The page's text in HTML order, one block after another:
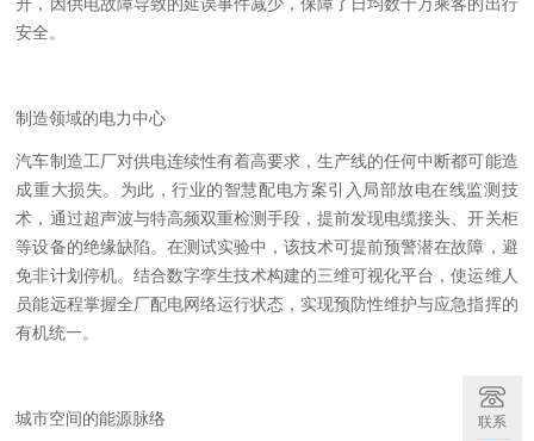
安全。
制造领域的电力中心
汽车制造工厂对供电连续性有着高要求，生产线的任何中断都可能造
成重大损失。为此，行业的智慧配电方案引入局部放电在线监测技
术，通过超声波与特高频双重检测手段，提前发现电缆接头、开关柜
等设备的绝缘缺陷。 在测试实验中 ，该技术可提前预警潜在故障，避
免非计划停机。结合数字孪生技术构建的三维可视化平台，使运维人
员能远程掌握全厂配电网络运行状态，实现预防性维护与应急指挥的
有机统一。
城市空间的能源脉络 联系